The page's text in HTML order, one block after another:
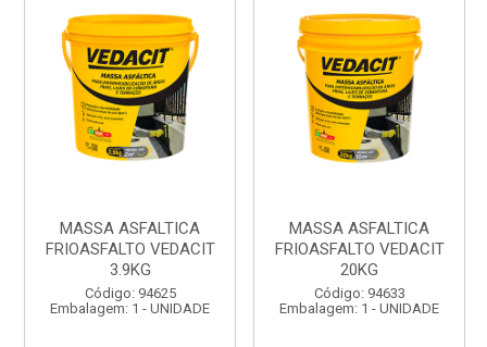
MASSA ASFALTICA
FRIOASFALTO VEDACIT
3.9KG
Código: 94625
Embalagem: 1 - UNIDADE
MASSA ASFALTICA
FRIOASFALTO VEDACIT
20KG
Código: 94633
Embalagem: 1 - UNIDADE